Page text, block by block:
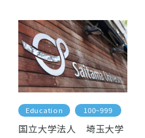
Education 100~999
国立大学法人 埼玉大学